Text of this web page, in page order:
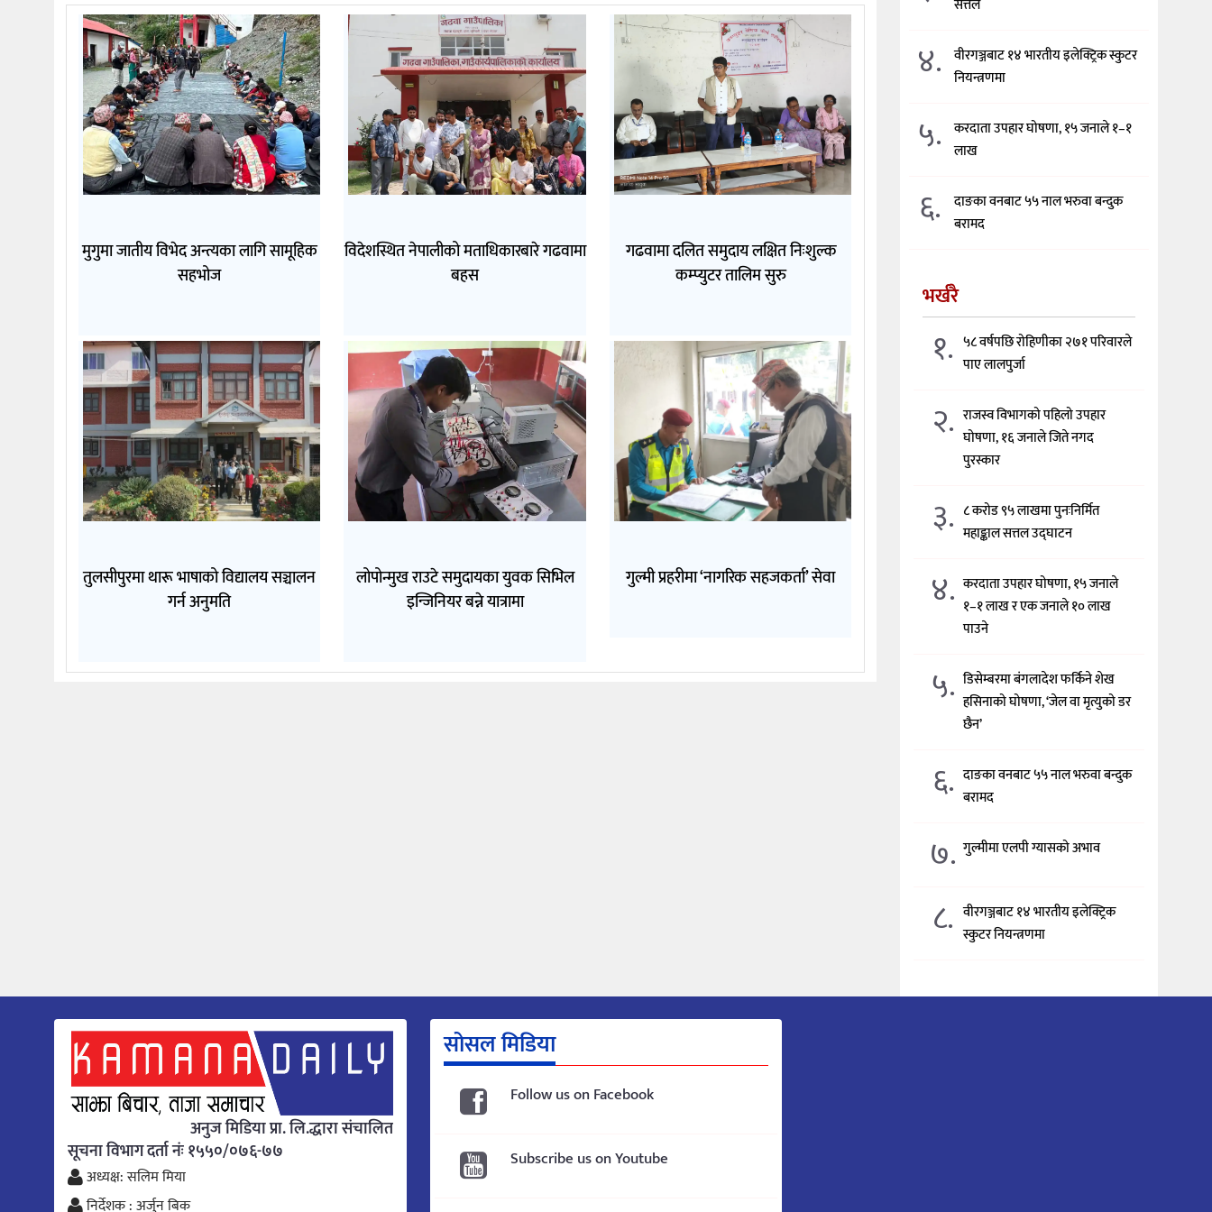
मुगुमा जातीय विभेद अन्त्यका लागि सामूहिक
सहभोज
विदेशस्थित नेपालीको मताधिकारबारे गढवामा
बहस
गढवामा दलित समुदाय लक्षित निःशुल्क
कम्प्युटर तालिम सुरु
तुलसीपुरमा थारू भाषाको विद्यालय सञ्चालन
गर्न अनुमति
लोपोन्मुख राउटे समुदायका युवक सिभिल
इन्जिनियर बन्ने यात्रामा
गुल्मी प्रहरीमा ‘नागरिक सहजकर्ता’ सेवा
सत्तल
४.
वीरगञ्जबाट १४ भारतीय इलेक्ट्रिक स्कुटर
नियन्त्रणमा
५.
करदाता उपहार घोषणा, १५ जनाले १–१
लाख
६.
दाङका वनबाट ५५ नाल भरुवा बन्दुक
बरामद
भर्खरै
१. ५८ वर्षपछि रोहिणीका २७१ परिवारले
पाए लालपुर्जा
२. राजस्व विभागको पहिलो उपहार
घोषणा, १६ जनाले जिते नगद
पुरस्कार
३. ८ करोड ९५ लाखमा पुनःनिर्मित
महाङ्काल सत्तल उद्घाटन
४. करदाता उपहार घोषणा, १५ जनाले
१–१ लाख र एक जनाले १० लाख
पाउने
५. डिसेम्बरमा बंगलादेश फर्किने शेख
हसिनाको घोषणा, ‘जेल वा मृत्युको डर
छैन’
६. दाङका वनबाट ५५ नाल भरुवा बन्दुक
बरामद
७. गुल्मीमा एलपी ग्यासको अभाव
८. वीरगञ्जबाट १४ भारतीय इलेक्ट्रिक
स्कुटर नियन्त्रणमा
अनुज मिडिया प्रा. लि.द्धारा संचालित
सूचना विभाग दर्ता नंः १५५०/०७६-७७
अध्यक्ष: सलिम मिया
निर्देशक : अर्जुन बिक
सोसल मिडिया
Follow us on Facebook
Subscribe us on Youtube